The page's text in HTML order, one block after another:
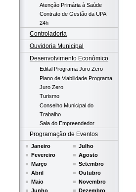
Atenção Primária à Saúde
Contrato de Gestão da UPA
24h
Controladoria
Ouvidoria Municipal
Desenvolvimento Econômico
Edital Programa Juro Zero
Plano de Viabilidade Programa
Juro Zero
Turismo
Conselho Municipal do
Trabalho
Sala do Empreendedor
Programação de Eventos
Janeiro
Fevereiro
Março
Abril
Maio
Junho
Julho
Agosto
Setembro
Outubro
Novembro
Dezembro